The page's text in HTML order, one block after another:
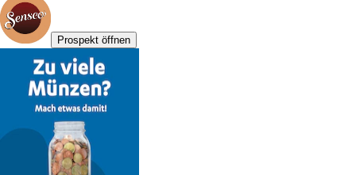
Prospekt öffnen